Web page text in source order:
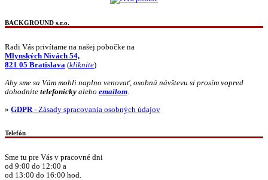
BACKGROUND s.r.o.
Radi Vás privítame na našej pobočke na
Mlynských Nivách 54,
821 05 Bratislava (kliknite)
Aby sme sa Vám mohli naplno venovať, osobnú návštevu si prosím vopred
dohodnite telefonicky alebo emailom.
» GDPR- Zásady spracovania osobných údajov
Telefón
Sme tu pre Vás v pracovné dni
od 9:00 do 12:00 a
od 13:00 do 16:00 hod.